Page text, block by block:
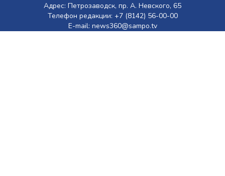
Адрес: Петрозаводск, пр. А. Невского, 65
Телефон редакции: +7 (8142) 56-00-00
E-mail: news360@sampo.tv